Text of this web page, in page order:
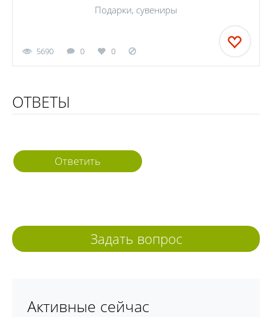
Подарки, сувениры
5690 0 0
ОТВЕТЫ
Ответить
Задать вопрос
Активные сейчас